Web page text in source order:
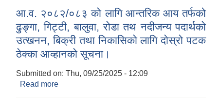
आ.व. २०८२/०८३ को लागि आन्तरिक आय तर्फको
ढुङ्गा, गिट्टी, बालुवा, रोडा तथ नदीजन्य पदार्थको
उत्खनन, बिक्री तथा निकासिको लागि दोस्रो पटक
ठेक्का आव्हानको सूचना।
Submitted on: Thu, 09/25/2025 - 12:09
Read more